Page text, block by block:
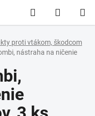
Hľadať
KOŠÍK
proti vtákom, škodcom
nástraha na ničenie